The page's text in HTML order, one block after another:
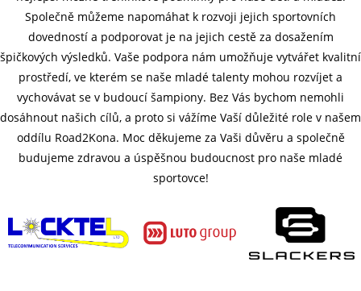
Společně můžeme napomáhat k rozvoji jejich sportovních
dovedností a podporovat je na jejich cestě za dosažením
špičkových výsledků. Vaše podpora nám umožňuje vytvářet kvalitní
prostředí, ve kterém se naše mladé talenty mohou rozvíjet a
vychovávat se v budoucí šampiony. Bez Vás bychom nemohli
dosáhnout našich cílů, a proto si vážíme Vaší důležité role v našem
oddílu Road2Kona. Moc děkujeme za Vaši důvěru a společně
budujeme zdravou a úspěšnou budoucnost pro naše mladé
sportovce!